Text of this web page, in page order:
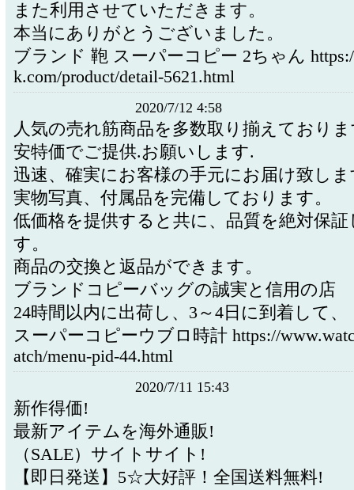
また利用させていただきます。
本当にありがとうございました。
ブランド 鞄 スーパーコピー 2ちゃん
k.com/product/detail-5621.html
2020/7/12 4:58
人気の売れ筋商品を多数取り揃えており
安特価でご提供.お願いします.
迅速、確実にお客様の手元にお届け致し
実物写真、付属品を完備しております。
低価格を提供すると共に、品質を絶対保
す。
商品の交換と返品ができます。
ブランドコピーバッグの誠実と信用の店
24時間以内に出荷し、3～4日に到着して、
スーパーコピーウブロ時計 https://
atch/menu-pid-44.html
2020/7/11 15:43
新作得価!
最新アイテムを海外通販!
（SALE）サイトサイト!
【即日発送】5☆大好評！全国送料無料!